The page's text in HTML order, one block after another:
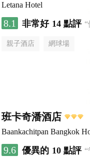
Letana Hotel
8.1 非常好 14 點評
親子酒店 網球場
班卡奇潘酒店
Baankachitpan Bangkok
9.6 優異的 10 點評